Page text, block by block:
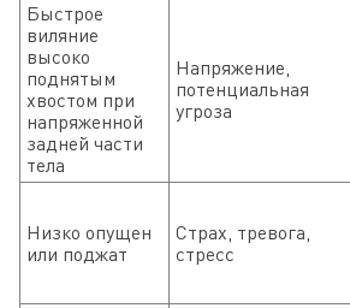
Быстрое
виляние
высоко
поднятым
хвостом при
напряженной
задней части
тела
Напряжение,
потенциальная
угроза
Низко опущен
или поджат
Страх, тревога,
стресс